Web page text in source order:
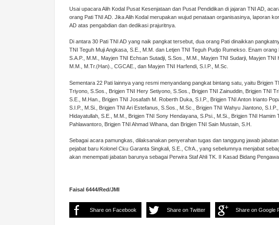
Usai upacara Alih Kodal Pusat Kesenjataan dan Pusat Pendidikan di jajaran TNI AD,
orang Pati TNI AD. Jika Alih Kodal merupakan wujud penataan organisasinya, laporan
AD atas pengabdian dan dedikasi prajuritnya.
Di antara 30 Pati TNI AD yang naik pangkat tersebut, dua orang Pati dinaikkan
TNI Teguh Muji Angkasa, S.E., M.M. dan Letjen TNI Teguh Pudjo Rumekso. Enam
S.A.P., M.M., Mayjen TNI Echsan Sutadji, S.Sos., M.M., Mayjen TNI Sudarji, Mayjen
M.M., M.Tr.(Han)., CGCAE., dan Mayjen TNI Harfendi, S.I.P., M.Sc.
Sementara 22 Pati lainnya yang resmi menyandang pangkat bintang satu, yaitu Brigjen
Triyono, S.Sos., Brigjen TNI Hery Setiyono, S.Sos., Brigjen TNI Zainuddin, Brigjen TNI
S.E., M.Han., Brigjen TNI Josafath M. Roberth Duka, S.I.P., Brigjen TNI Anton Irianto
S.I.P., M.Si., Brigjen TNI Ari Estefanus, S.Sos., M.Sc., Brigjen TNI Wahyu Jiantono,
Hidayatullah, S.E., M.M., Brigjen TNI Sony Hendayana, S.Psi., M.Si., Brigjen TNI
Pahlawantoro, Brigjen TNI Ahmad Wihana, dan Brigjen TNI Sain Mustain, S.H.
Sebagai acara pamungkas, dilaksanakan penyerahan tugas dan tanggung jawab
pejabat baru Kolonel Cku Garanta Singkali, S.E., CfrA., yang sebelumnya menjabat
akan menempati jabatan barunya sebagai Perwira Staf Ahli TK. II Kasad Bidang
Faisal 6444/Red/JMI
Share on Facebook Share on Twitter Share on Google